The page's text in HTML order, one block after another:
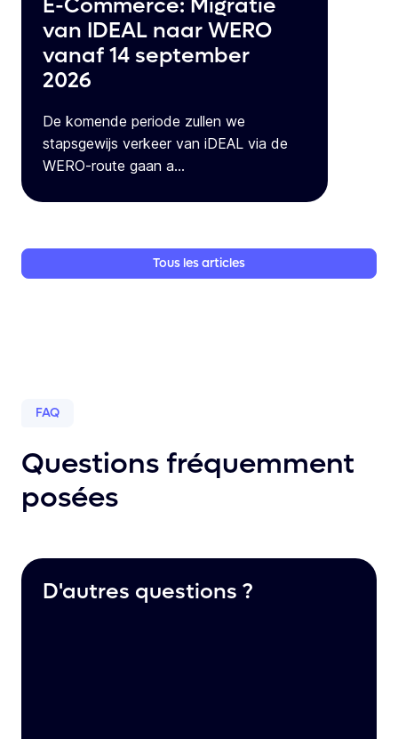
E-Commerce: Migratie
van IDEAL naar WERO
vanaf 14 september
2026
De komende periode zullen we
stapsgewijs verkeer van iDEAL via de
WERO-route gaan a...
Tous lesarticles
FAQ
Questions fréquemment
posées
D'autres questions ?